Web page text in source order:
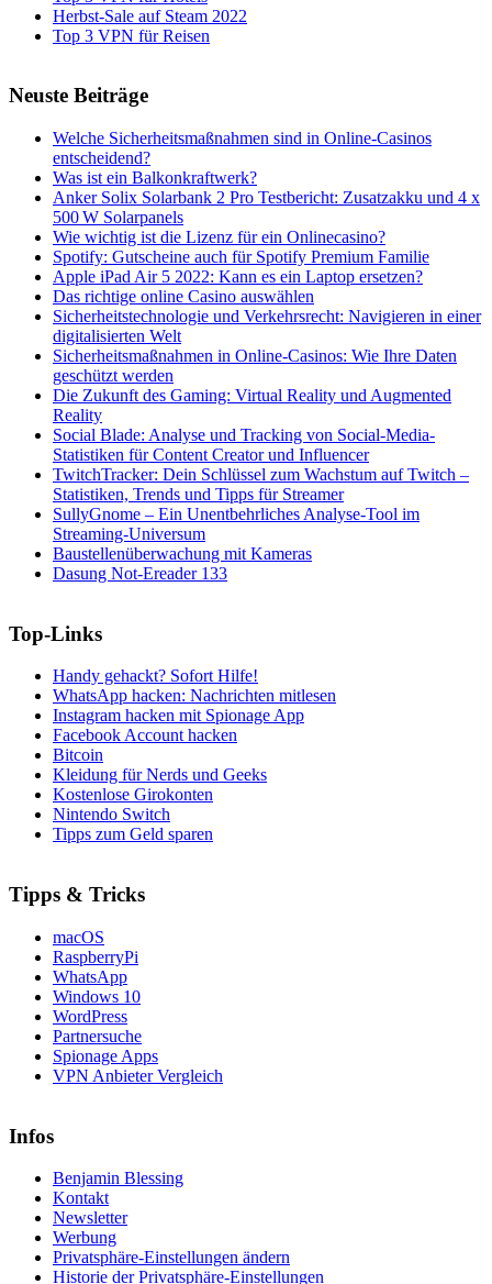
Herbst-Sale auf Steam 2022
Top 3 VPN für Reisen
Neuste Beiträge
Welche Sicherheitsmaßnahmen sind in Online-Casinos
entscheidend?
Was ist ein Balkonkraftwerk?
Anker Solix Solarbank 2 Pro Testbericht: Zusatzakku und 4 x
500 W Solarpanels
Wie wichtig ist die Lizenz für ein Onlinecasino?
Spotify: Gutscheine auch für Spotify Premium Familie
Apple iPad Air 5 2022: Kann es ein Laptop ersetzen?
Das richtige online Casino auswählen
Sicherheitstechnologie und Verkehrsrecht: Navigieren in einer
digitalisierten Welt
Sicherheitsmaßnahmen in Online-Casinos: Wie Ihre Daten
geschützt werden
Die Zukunft des Gaming: Virtual Reality und Augmented
Reality
Social Blade: Analyse und Tracking von Social-Media-
Statistiken für Content Creator und Influencer
TwitchTracker: Dein Schlüssel zum Wachstum auf Twitch –
Statistiken, Trends und Tipps für Streamer
SullyGnome – Ein Unentbehrliches Analyse-Tool im
Streaming-Universum
Baustellenüberwachung mit Kameras
Dasung Not-Ereader 133
Top-Links
Handy gehackt? Sofort Hilfe!
WhatsApp hacken: Nachrichten mitlesen
Instagram hacken mit Spionage App
Facebook Account hacken
Bitcoin
Kleidung für Nerds und Geeks
Kostenlose Girokonten
Nintendo Switch
Tipps zum Geld sparen
Tipps & Tricks
macOS
RaspberryPi
WhatsApp
Windows 10
WordPress
Partnersuche
Spionage Apps
VPN Anbieter Vergleich
Infos
Benjamin Blessing
Kontakt
Newsletter
Werbung
Privatsphäre-Einstellungen ändern
Historie der Privatsphäre-Einstellungen